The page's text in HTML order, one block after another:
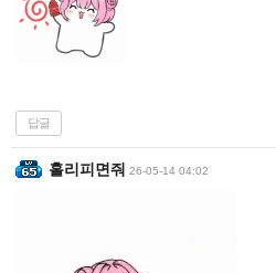
답글
홀리피면줘 26-05-14 04:02